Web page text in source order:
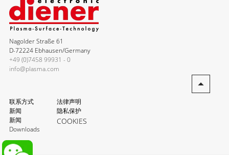
Nagolder Straße 61
D-72224 Ebhausen/Germany
+49 (0)7458 99931 - 0
info@plasma.com
联系方式
新闻
新闻
Downloads
法律声明
隐私保护
COOKIES